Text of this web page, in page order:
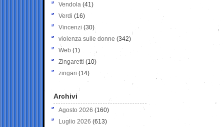
Vendola (41)
Verdi (16)
Vincenzi (30)
violenza sulle donne (342)
Web (1)
Zingaretti (10)
zingari (14)
Archivi
Agosto 2026 (160)
Luglio 2026 (613)